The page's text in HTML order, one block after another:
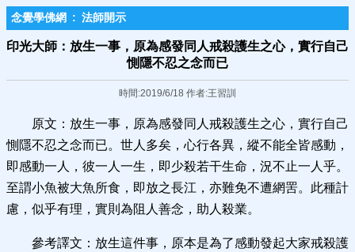
念覺學佛網 : 法師開示
印光大師：放生一事，原為感發同人戒殺護生之心，實行自己
惻隱不忍之念而已
時間:2019/6/18 作者:王習訓
原文：放生一事，原為感發同人戒殺護生之心，實行自己
惻隱不忍之念而已。世人多矣，心行各異，縱不能全皆感動，
即感動一人，彼一人一生，即少殺若干生命，況不止一人乎。
至謂小魚被大魚所食，即放之長江，亦難免不遭網罟。此種計
慮，似乎有理，實則為阻人善念，助人殺業。
參考譯文：放生這件事，原本是為了感動發起大家戒殺護